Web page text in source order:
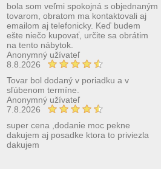
bola som veľmi spokojná s objednaným
tovarom, obratom ma kontaktovali aj
emailom aj telefonicky. Keď budem
ešte niečo kupovať, určite sa obrátim
na tento nábytok.
Anonymný užívateľ
8.8.2026
Tovar bol dodaný v poriadku a v
sľúbenom termíne.
Anonymný užívateľ
7.8.2026
super cena ,dodanie moc pekne
dakujem aj posadke ktora to priviezla
dakujem